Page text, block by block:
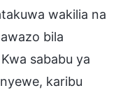
wakilia na
bila
sababu ya
karibu